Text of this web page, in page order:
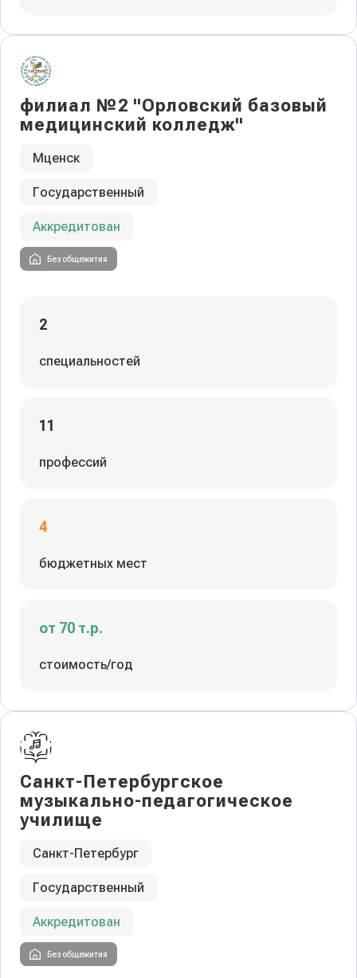
филиал №2 "Орловский базовый
медицинский колледж"
Мценск
Государственный
Аккредитован
Без общежития
2
специальностей
11
профессий
4
бюджетных мест
от 70 т.р.
стоимость/год
Санкт-Петербургское
музыкально-педагогическое
училище
Санкт-Петербург
Государственный
Аккредитован
Без общежития